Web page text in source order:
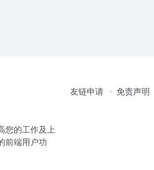
您的工作及上
前端用户功
友链申请 免责声明